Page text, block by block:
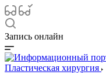
Запись онлайн
Пластическая хирургия